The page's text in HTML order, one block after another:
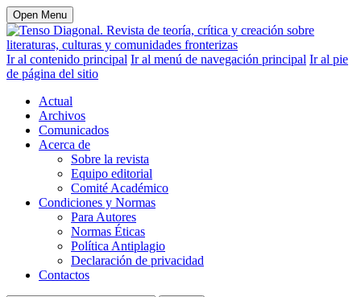
Open Menu
Ir al contenido principal Ir al menú de navegación principal Ir al pie
de página del sitio
Actual
Archivos
Comunicados
Acerca de
Sobre la revista
Equipo editorial
Comité Académico
Condiciones y Normas
Para Autores
Normas Éticas
Política Antiplagio
Declaración de privacidad
Contactos